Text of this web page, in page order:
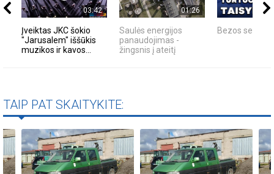
03:42
Įveiktas JKC šokio
"Jarusalem" iššūkis
muzikos ir kavos...
01:26
Saulės energijos
panaudojimas -
žingsnis į ateitį
Bezos secrets
TAIP PAT SKAITYKITE: